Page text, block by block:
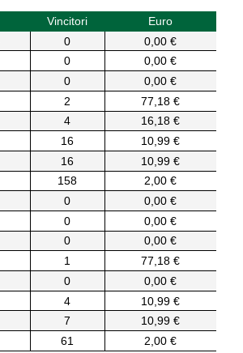
Vincitori
Euro
0
0,00 €
0
0,00 €
0
0,00 €
2
77,18 €
4
16,18 €
16
10,99 €
16
10,99 €
158
2,00 €
0
0,00 €
0
0,00 €
0
0,00 €
1
77,18 €
0
0,00 €
4
10,99 €
7
10,99 €
61 2,00 €